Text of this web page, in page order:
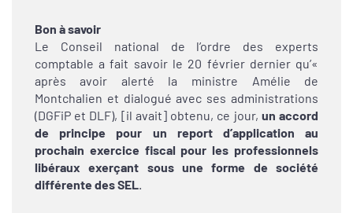
Bon à savoir
Le Conseil national de l’ordre des experts
comptable a fait savoir le 20 février dernier qu’«
après avoir alerté la ministre Amélie de
Montchalien et dialogué avec ses administrations
(DGFiP et DLF), [il avait] obtenu, ce jour, un accord
de principe pour un report d’application au
prochain exercice fiscal pour les professionnels
libéraux exerçant sous une forme de société
différente des SEL